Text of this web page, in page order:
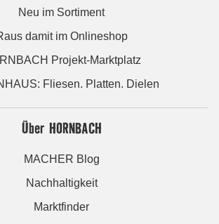
Neu im Sortiment
damit im Onlineshop
Projekt-Marktplatz
Fliesen. Platten. Dielen
Über HORNBACH
MACHER Blog
Nachhaltigkeit
Marktfinder